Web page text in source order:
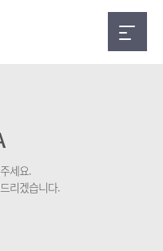
세요.
리겠습니다.